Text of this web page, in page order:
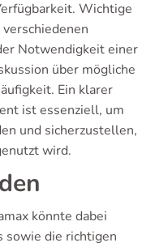
Wichtige
Notwendigkeit einer
über mögliche
Ein klarer
ist essenziell, um
und sicherzustellen,
wird.
könnte dabei
sowie die richtigen